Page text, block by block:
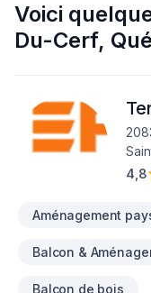
Voici
Du-Cerf,
4,8
Aménagement
Balcon &
Balcon de bois